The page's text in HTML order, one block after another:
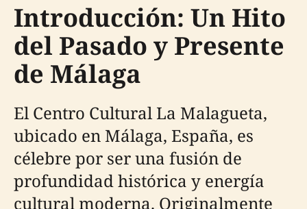
Introducción: Un Hito
del Pasado y Presente
de Málaga
El Centro Cultural La Malagueta,
ubicado en Málaga, España, es
célebre por ser una fusión de
profundidad histórica y energía
cultural moderna. Originalmente